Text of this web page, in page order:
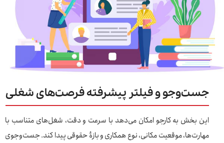
جست‌وجو و فیلتر پیشرفته فرصت‌های شغلی
این بخش به کارجو امکان می‌دهد با سرعت و دقت، شغل‌های متناسب با
مهارت‌ها، موقعیت مکانی، نوع همکاری و بازهٔ حقوقی پیدا کند. جست‌وجوی